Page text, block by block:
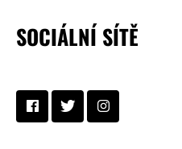
SOCIÁLNÍ SÍTĚ